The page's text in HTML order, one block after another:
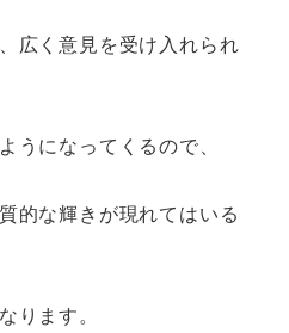
広く意見を受け入れられ
うになってくるので、
的な輝きが現れてはいる
ります。